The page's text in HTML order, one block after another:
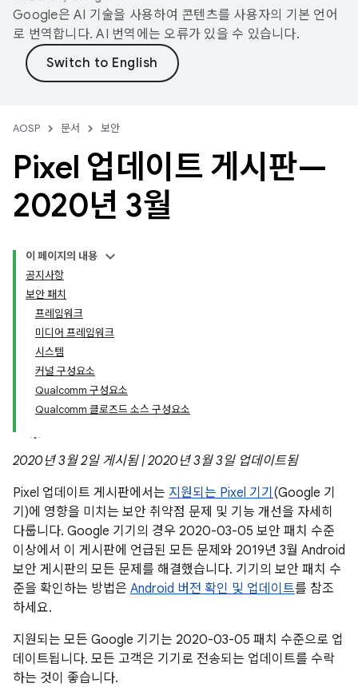
Google은 AI 기술을 사용하여 콘텐츠를 사용자의 기본 언어
로 번역합니다. AI 번역에는 오류가 있을 수 있습니다.
AOSP 문서 보안
Pixel 업데이트 게시판—
2020년 3월
이 페이지의 내용
공지사항
보안 패치
프레임워크
미디어 프레임워크
시스템
커널 구성요소
Qualcomm 구성요소
Qualcomm 클로즈드 소스 구성요소
2020년 3월 2일 게시됨 | 2020년 3월 3일 업데이트됨
Pixel 업데이트 게시판에서는 지원되는 Pixel 기기 (Google 기
기)에 영향을 미치는 보안 취약점 문제 및 기능 개선을 자세히
다룹니다. Google 기기의 경우 2020-03-05 보안 패치 수준
이상에서 이 게시판에 언급된 모든 문제와 2019년 3월 Android
보안 게시판의 모든 문제를 해결했습니다. 기기의 보안 패치 수
준을 확인하는 방법은 Android 버전 확인 및 업데이트를 참조
하세요.
지원되는 모든 Google 기기는 2020-03-05 패치 수준으로 업
데이트됩니다. 모든 고객은 기기로 전송되는 업데이트를 수락
하는 것이 좋습니다.